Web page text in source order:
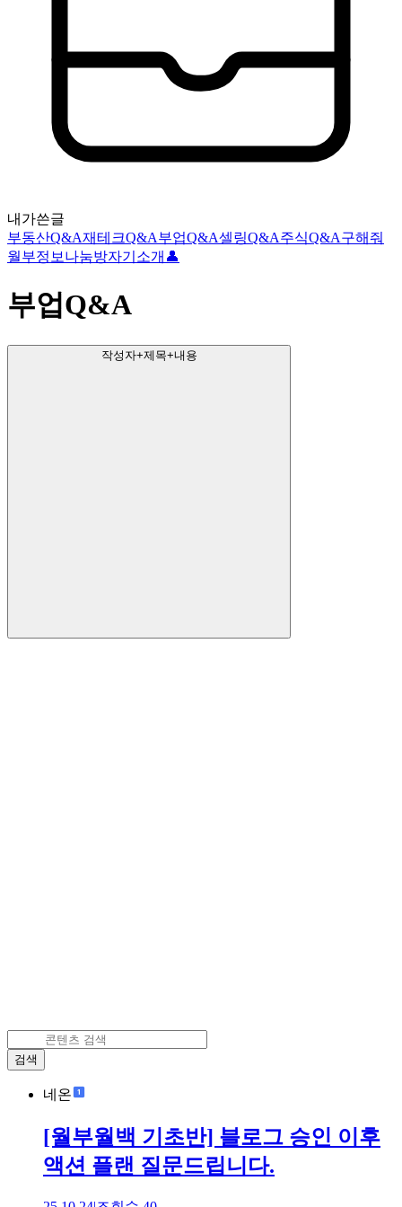
내가쓴글
부동산Q&A재테크Q&A부업Q&A셀링Q&A주식Q&A구해줘
월부정보나눔방자기소개👤
부업Q&A
작성자+제목+내용
검색
네온
[월부월백 기초반] 블로그 승인 이후
액션 플랜 질문드립니다.